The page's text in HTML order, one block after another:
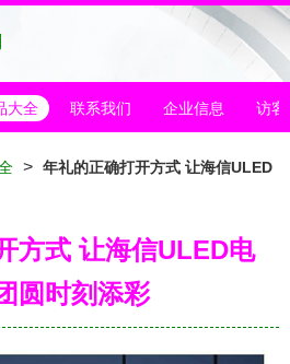
大全 联系我们 企业信息 访客
> 年礼的正确打开方式 让海信ULED
方式 让海信ULED电
圆时刻添彩